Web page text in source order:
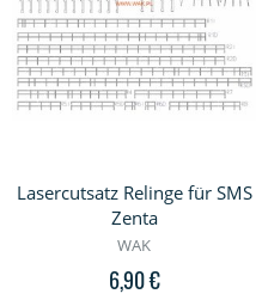
Lasercutsatz Relinge für SMS
Zenta
WAK
6,90 €